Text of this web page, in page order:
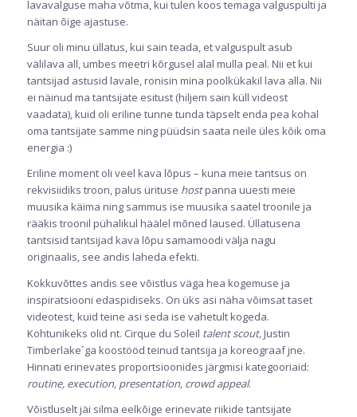
lavavalguse maha võtma, kui tulen koos temaga valguspulti ja
näitan õige ajastuse.
Suur oli minu üllatus, kui sain teada, et valguspult asub
välilava all, umbes meetri kõrgusel alal mulla peal. Nii et kui
tantsijad astusid lavale, ronisin mina poolkükakil lava alla. Nii
ei näinud ma tantsijate esitust (hiljem sain küll videost
vaadata), kuid oli eriline tunne tunda täpselt enda pea kohal
oma tantsijate samme ning püüdsin saata neile üles kõik oma
energia :)
Eriline moment oli veel kava lõpus – kuna meie tantsus on
rekvisiidiks troon, palus ürituse hostpanna uuesti meie
muusika käima ning sammus ise muusika saatel troonile ja
rääkis troonil pühalikul häälel mõned laused. Üllatusena
tantsisid tantsijad kava lõpu samamoodi välja nagu
originaalis, see andis laheda efekti.
Kokkuvõttes andis see võistlus väga hea kogemuse ja
inspiratsiooni edaspidiseks. On üks asi näha võimsat taset
videotest, kuid teine asi seda ise vahetult kogeda.
Kohtunikeks olid nt. Cirque du Soleil talent scout,Justin
Timberlake´ga koostööd teinud tantsija ja koreograaf jne.
Hinnati erinevates proportsioonides järgmisi kategooriaid:
routine, execution, presentation, crowd appeal.
Võistluselt jäi silma eelkõige erinevate riikide tantsijate